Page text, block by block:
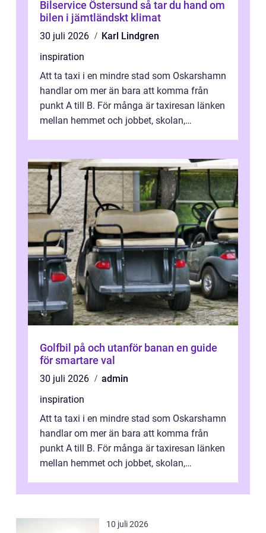
Bilservice Östersund så tar du hand om
bilen i jämtländskt klimat
30 juli 2026
Karl Lindgren
inspiration
Att ta taxi i en mindre stad som Oskarshamn
handlar om mer än bara att komma från
punkt A till B. För många är taxiresan länken
mellan hemmet och jobbet, skolan,
Golfbil på och utanför banan en guide
för smartare val
30 juli 2026
admin
inspiration
Att ta taxi i en mindre stad som Oskarshamn
handlar om mer än bara att komma från
punkt A till B. För många är taxiresan länken
mellan hemmet och jobbet, skolan,
10 juli 2026